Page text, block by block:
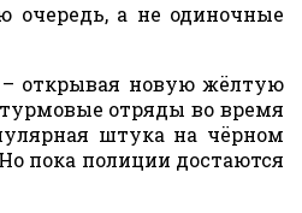
очередь, а не одиночные
– открывая новую жёлтую
отряды во время
штука на чёрном
пока полиции достаются